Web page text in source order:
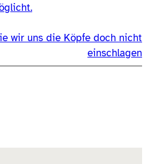
wir uns die Köpfe doch nicht
einschlagen